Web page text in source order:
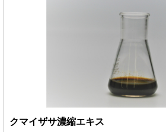
クマイザサ濃縮エキス